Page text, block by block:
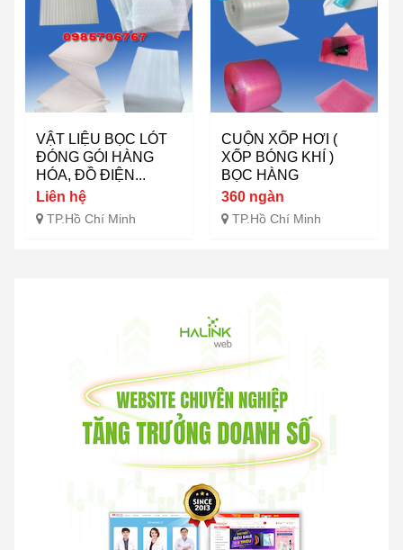
VẬT LIỆU BỌC LÓT
ĐÓNG GÓI HÀNG
HÓA, ĐỒ ĐIỆN...
Liên hệ
TP.Hồ Chí Minh
CUỘN XỐP HƠI (
XỐP BÓNG KHÍ )
BỌC HÀNG
360 ngàn
TP.Hồ Chí Minh